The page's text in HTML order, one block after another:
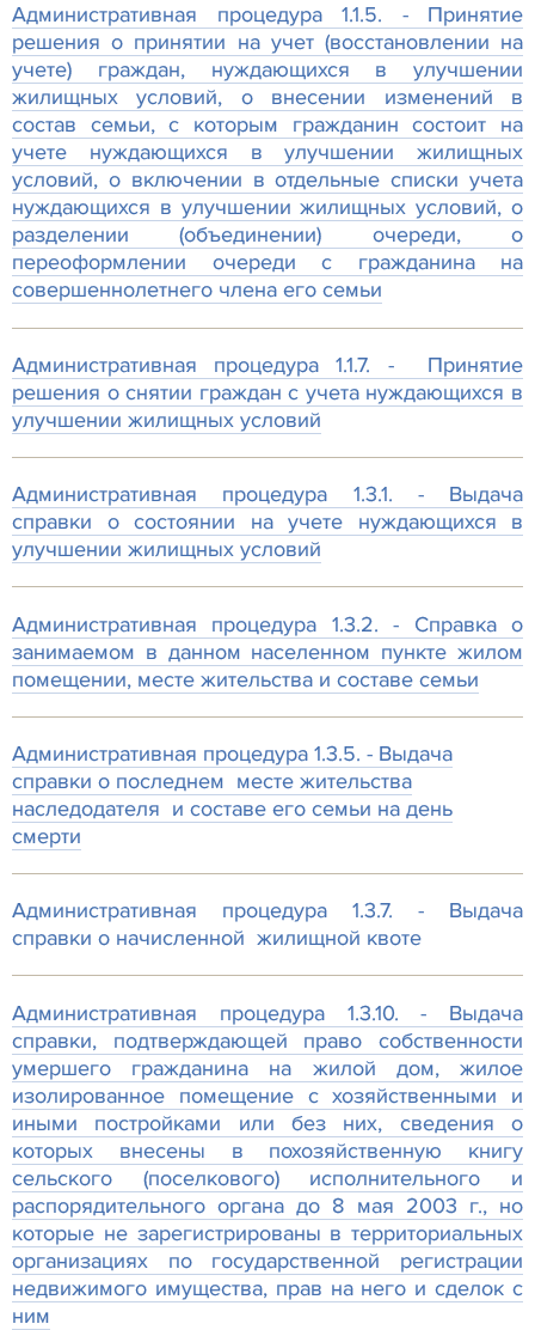
Административная процедура 1.1.5. - Принятие
решения о принятии на учет (восстановлении на
учете) граждан, нуждающихся в улучшении
жилищных условий, о внесении изменений в
состав семьи, с которым гражданин состоит на
учете нуждающихся в улучшении жилищных
условий, о включении в отдельные списки учета
нуждающихся в улучшении жилищных условий, о
разделении (объединении) очереди, о
переоформлении очереди с гражданина на
совершеннолетнего члена его семьи
Административная процедура 1.1.7. - Принятие
решения о снятии граждан с учета нуждающихся в
улучшении жилищных условий
Административная процедура 1.3.1. - Выдача
справки о состоянии на учете нуждающихся в
улучшении жилищных условий
Административная процедура 1.3.2. - Справка о
занимаемом в данном населенном пункте жилом
помещении, месте жительства и составе семьи
Административная процедура 1.3.5. - Выдача
справки о последнем месте жительства
наследодателя и составе его семьи на день
смерти
Административная процедура 1.3.7. - Выдача
справки о начисленной жилищной квоте
Административная процедура 1.3.10. - Выдача
справки, подтверждающей право собственности
умершего гражданина на жилой дом, жилое
изолированное помещение с хозяйственными и
иными постройками или без них, сведения о
которых внесены в похозяйственную книгу
сельского (поселкового) исполнительного и
распорядительного органа до 8 мая 2003 г., но
которые не зарегистрированы в территориальных
организациях по государственной регистрации
недвижимого имущества, прав на него и сделок с
ним